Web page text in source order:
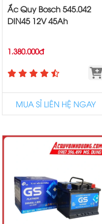
Ắc Quy Bosch 545.042
DIN45 12V 45Ah
1.380.000đ
MUA SỈ LIÊN HỆ NGAY